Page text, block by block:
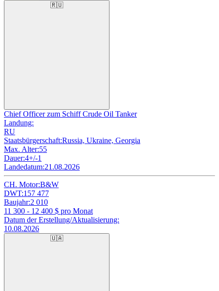
🇷🇺
Chief Officer zum Schiff Crude Oil Tanker
Landung:
RU
Staatsbürgerschaft:Russia, Ukraine, Georgia
Max. Alter:55
Dauer:4+/-1
Landedatum:21.08.2026
CH. Motor:B&W
DWT:157 477
Baujahr:2 010
11 300 - 12 400 $ pro Monat
Datum der Erstellung/Aktualisierung:
10.08.2026
🇺🇦